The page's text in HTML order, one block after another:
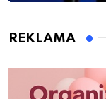
REKLAMA